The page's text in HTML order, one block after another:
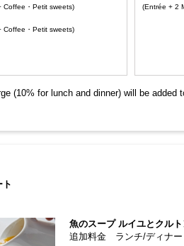
Coffee・Petit sweets)
Coffee・Petit sweets)
(Entrée + 2
(10% for lunch and dinner) will be added
魚のスープ ルイユとクル
追加料金 ランチ/ディナー